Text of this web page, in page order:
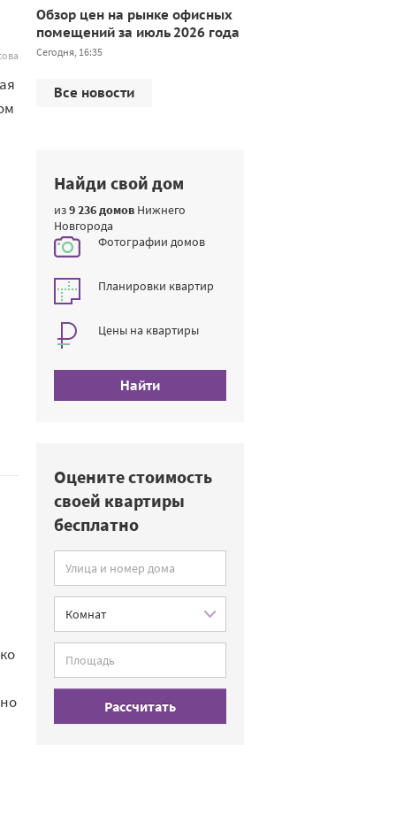
Обзор цен на рынке офисных
помещений за июль 2026 года
Сегодня, 16:35
Все новости
Найди свой дом
из9 236 домов Нижнего
Новгорода
Фотографии домов
Планировки квартир
Цены на квартиры
Найти
Оцените стоимость
своей квартиры
бесплатно
Рассчитать